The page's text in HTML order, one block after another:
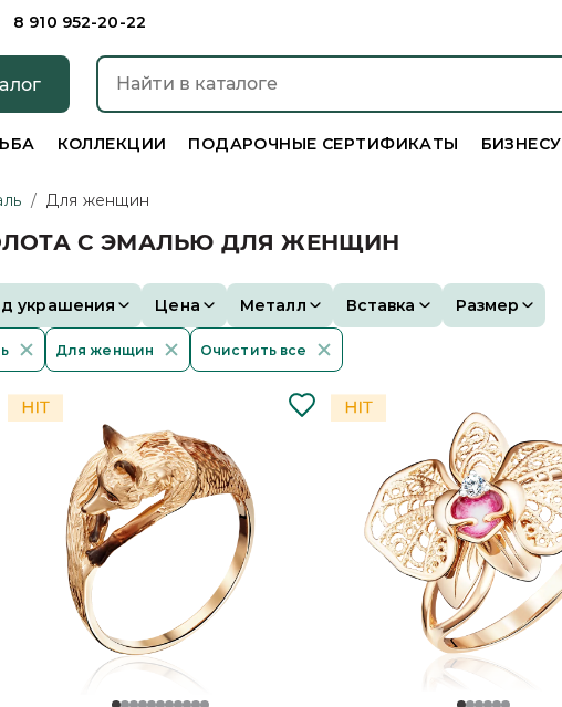
8 910 952-20-22
КОЛЛЕКЦИИ ПОДАРОЧНЫЕ СЕРТИФИКАТЫ БИЗНЕСУ
/ Для женщин
С ЭМАЛЬЮ ДЛЯ ЖЕНЩИН
украшения Цена Металл Вставка Размер
Для женщин Очистить все